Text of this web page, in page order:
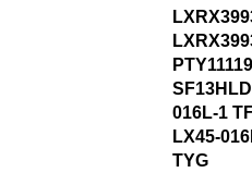
016L-1
LX45-
TYG